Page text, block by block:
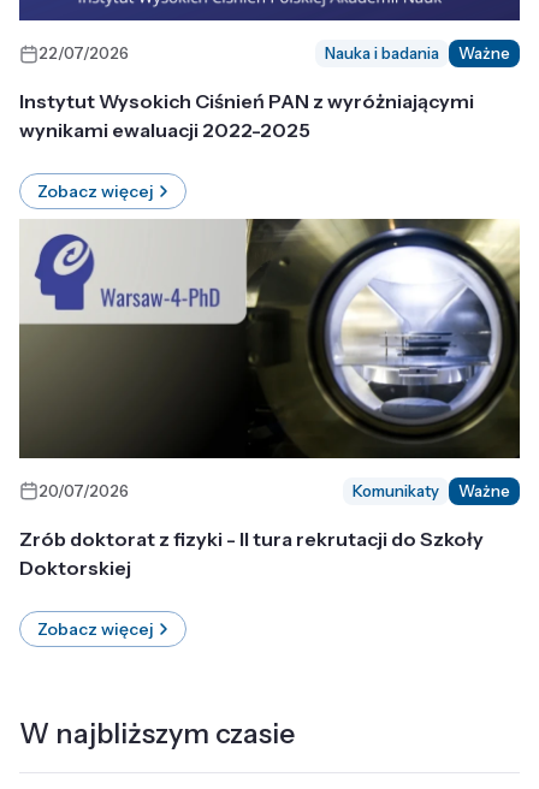
22/07/2026 Nauka i badania Ważne
Instytut Wysokich Ciśnień PAN z wyróżniającymi
wynikami ewaluacji 2022-2025
Zobacz więcej
20/07/2026 Komunikaty Ważne
Zrób doktorat z fizyki - II tura rekrutacji do Szkoły
Doktorskiej
Zobacz więcej
W najbliższym czasie